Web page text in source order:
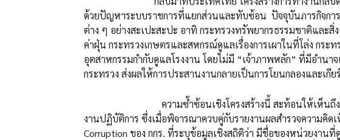
ด้วยปัญหาระบบราชการที่แยกส่วนและทับซ้อน ปัจจุบันภารกิจการ
ต่าง ๆ อย่างสะเปะสะปะ อาทิ กระทรวงทรัพยากรธรรมชาติและ
ค่าฝุ่น กระทรวงเกษตรและสหกรณ์ดูแลเรื่องการเผาในที่โล่ง กระ
อุตสาหกรรมกำกับดูแลโรงงาน โดยไม่มี “เจ้าภาพหลัก” ที่มีอำนา
กระทรวง ส่งผลให้การประสานงานกลายเป็นการโยนกลองและเกีย
ความซ้ำซ้อนเชิงโครงสร้างนี้ สะท้อนให้เห็นถึงข้อจำ
งานปฏิบัติการ ซึ่งเมื่อพิจารณาควบคู่กับรายงานผลสำรวจความคิ
Corruption ของ กกร. ที่ระบุข้อมูลเชิงสถิติว่า มีชื่อของหน่วยงา